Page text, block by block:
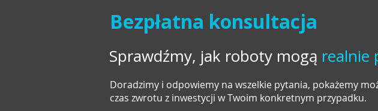
Bezpłatna konsultacja
Sprawdźmy, jak roboty mogą realnie
Doradzimy i odpowiemy na wszelkie pytania, pokażemy
czas zwrotu z inwestycji w Twoim konkretnym przypadku.